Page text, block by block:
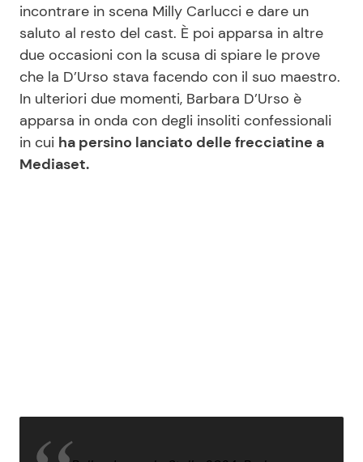
incontrare in scena Milly Carlucci e dare un
saluto al resto del cast. È poi apparsa in altre
due occasioni con la scusa di spiare le prove
che la D’Urso stava facendo con il suo maestro.
In ulteriori due momenti, Barbara D’Urso è
apparsa in onda con degli insoliti confessionali
in cui ha persino lanciato delle frecciatine a
Mediaset.